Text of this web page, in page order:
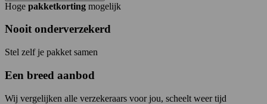
Hoge pakketkorting mogelijk
Nooit onderverzekerd
Stel zelf je pakket samen
Een breed aanbod
Wij vergelijken alle verzekeraars voor jou, scheelt weer tijd